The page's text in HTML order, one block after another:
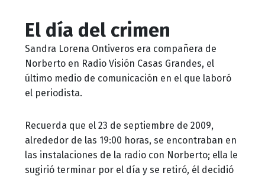
El día del crimen
Sandra Lorena Ontiveros era compañera de
Norberto en Radio Visión Casas Grandes, el
último medio de comunicación en el que laboró
el periodista.
Recuerda que el 23 de septiembre de 2009,
alrededor de las 19:00 horas, se encontraban en
las instalaciones de la radio con Norberto; ella le
sugirió terminar por el día y se retiró, él decidió